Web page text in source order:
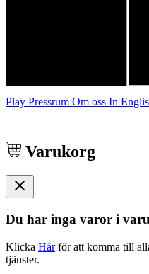
Play Pressrum Om oss In
Varukorg
Du har inga varor i
Klicka Härför att komma till
tjänster.